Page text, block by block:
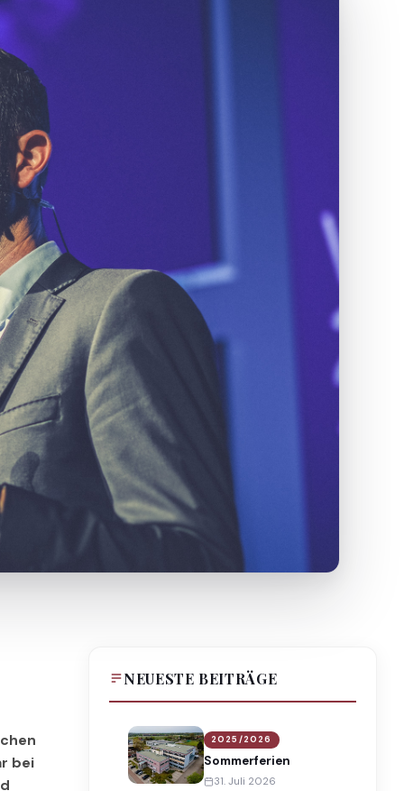
bei
NEUESTE BEITRÄGE
2025/2026
Sommerferien
31. Juli 2026